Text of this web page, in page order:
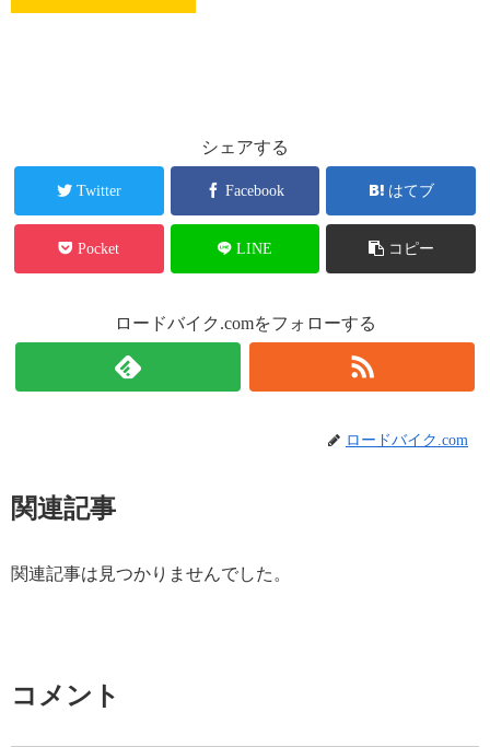
シェアする
Twitter Facebook はてブ
Pocket LINE コピー
ロードバイク.comをフォローする
ロードバイク.com
関連記事
関連記事は見つかりませんでした。
コメント